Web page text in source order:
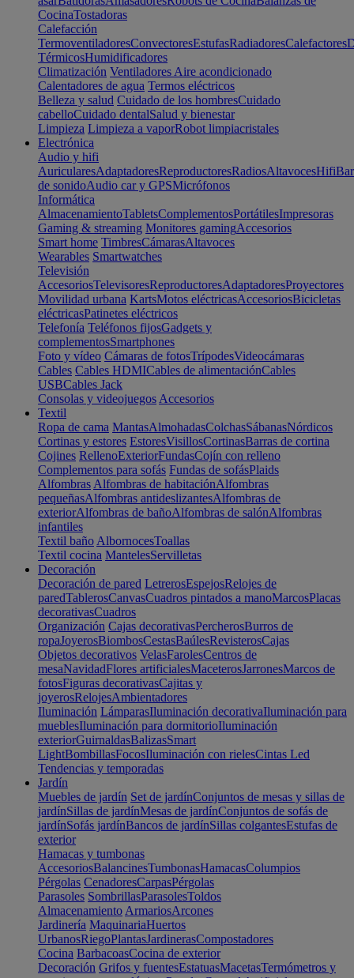
CocinaTostadoras
Calefacción
TermoventiladoresConvectoresEstufasRadiadoresCalefactores
TérmicosHumidificadores
Climatización Ventiladores Aire acondicionado
Calentadores de agua Termos eléctricos
Belleza y salud Cuidado de los hombresCuidado
cabelloCuidado dentalSalud y bienestar
Limpieza Limpieza a vaporRobot limpiacristales
Electrónica
Audio y hifi
AuricularesAdaptadoresReproductoresRadiosAltavocesHifi
de sonidoAudio car y GPSMicrófonos
Informática
AlmacenamientoTabletsComplementosPortátilesImpresoras
Gaming & streaming Monitores gamingAccesorios
Smart home TimbresCámarasAltavoces
Wearables Smartwatches
Televisión
AccesoriosTelevisoresReproductoresAdaptadoresProyectores
Movilidad urbana KartsMotos eléctricasAccesoriosBicicletas
eléctricasPatinetes eléctricos
Telefonía Teléfonos fijosGadgets y
complementosSmartphones
Foto y vídeo Cámaras de fotosTrípodesVideocámaras
Cables Cables HDMICables de alimentaciónCables
USBCables Jack
Consolas y videojuegos Accesorios
Textil
Ropa de cama MantasAlmohadasColchasSábanasNórdicos
Cortinas y estores EstoresVisillosCortinasBarras de cortina
Cojines RellenoExteriorFundasCojín con relleno
Complementos para sofás Fundas de sofásPlaids
Alfombras Alfombras de habitaciónAlfombras
pequeñasAlfombras antideslizantesAlfombras de
exteriorAlfombras de bañoAlfombras de salónAlfombras
infantiles
Textil baño AlbornocesToallas
Textil cocina MantelesServilletas
Decoración
Decoración de pared LetrerosEspejosRelojes de
paredTablerosCanvasCuadros pintados a manoMarcosPlacas
decorativasCuadros
Organización Cajas decorativasPercherosBurros de
ropaJoyerosBiombosCestasBaúlesRevisterosCajas
Objetos decorativos VelasFarolesCentros de
mesaNavidadFlores artificialesMaceterosJarronesMarcos de
fotosFiguras decorativasCajitas y
joyerosRelojesAmbientadores
Iluminación LámparasIluminación decorativaIluminación para
mueblesIluminación para dormitorioIluminación
exteriorGuirnaldasBalizasSmart
LightBombillasFocosIluminación con rielesCintas Led
Tendencias y temporadas
Jardín
Muebles de jardín Set de jardínConjuntos de mesas y sillas de
jardínSillas de jardínMesas de jardínConjuntos de sofás de
jardínSofás jardínBancos de jardínSillas colgantesEstufas de
exterior
Hamacas y tumbonas
AccesoriosBalancinesTumbonasHamacasColumpios
Pérgolas CenadoresCarpasPérgolas
Parasoles SombrillasParasolesToldos
Almacenamiento ArmariosArcones
Jardinería MaquinariaHuertos
UrbanosRiegoPlantasJardinerasCompostadores
Cocina BarbacoasCocina de exterior
Decoración Grifos y fuentesEstatuasMacetasTermómetros y